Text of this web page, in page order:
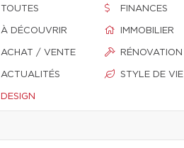
TOUTES
À DÉCOUVRIR
ACHAT / VENTE
ACTUALITÉS
DESIGN
FINANCES
IMMOBILIER
RÉNOVATION
STYLE DE VIE